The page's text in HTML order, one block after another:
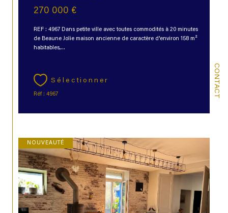
CONTACT
270 000 €
REF : 4967 Dans petite ville avec toutes commodités à 20 minutes
de Beaune Jolie maison ancienne de caractère d'environ 158 m²
habitables,...
Sélectionner
Réf : 4967
NOUVEAUTÉ